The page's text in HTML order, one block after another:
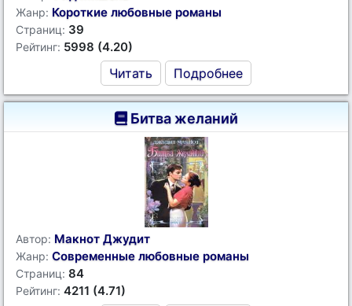
Жанр: Короткие любовные романы
Страниц: 39
Рейтинг: 5998 (4.20)
Читать Подробнее
Битва желаний
Автор: Макнот Джудит
Жанр: Современные любовные романы
Страниц: 84
Рейтинг: 4211 (4.71)